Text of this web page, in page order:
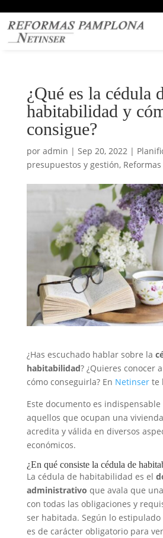
¿Qué es la cédula
habitabilidad y
consigue?
por admin | Sep 20, 2022 |
presupuestos y gestión,
¿Has escuchado hablar sobre la
habitabilidad? ¿Quieres conocer
cómo conseguirla? En Netinserte
Este documento es
aquellos que ocupan una
acredita y válida en diversos
económicos.
¿En qué consiste la cédula de
La cédula de habitabilidad es el
administrativo que avala que
con todas las obligaciones y
ser habitada. Según lo estipulado
es de carácter obligatorio para